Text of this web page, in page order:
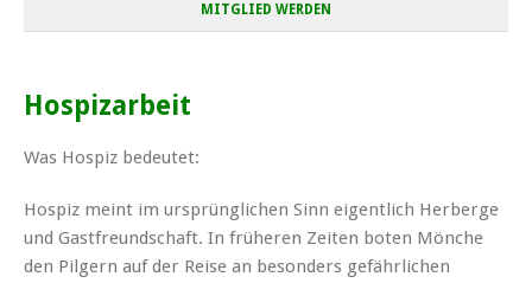
MITGLIED WERDEN
Hospizarbeit
Was Hospiz bedeutet:
Hospiz meint im ursprünglichen Sinn eigentlich Herberge
und Gastfreundschaft. In früheren Zeiten boten Mönche
den Pilgern auf der Reise an besonders gefährlichen